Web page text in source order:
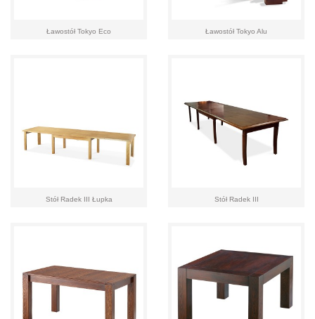
Ławostół Tokyo Eco Ławostół Tokyo Alu
Stół Radek III Łupka Stół Radek III